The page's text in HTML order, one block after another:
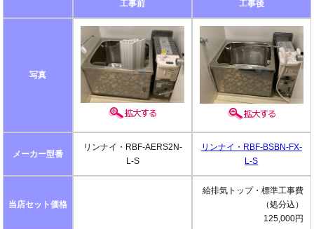
工事前 工事後
写真
メーカー型番
リンナイ・RBF-AERS2N-
L-S
リンナイ・RBF-BSBN-FX-
L-S
当店セット価格
給排気トップ・標準工事費
（処分込）
125,000円